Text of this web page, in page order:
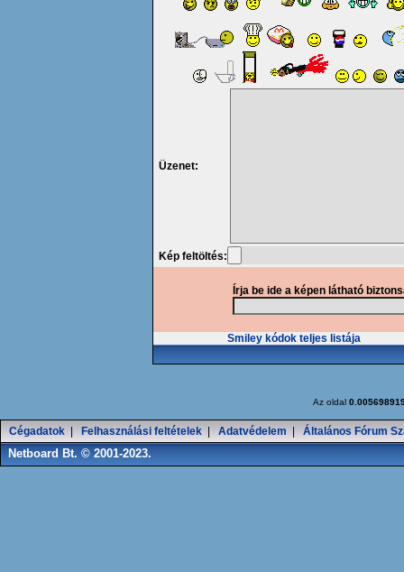
Üzenet:
Kép feltöltés:
Írja be ide a képen látható
Smiley kódok teljes listája
Az oldal
Cégadatok Felhasználási feltételek Adatvédelem Általános Fórum
Netboard Bt. © 2001-2023.